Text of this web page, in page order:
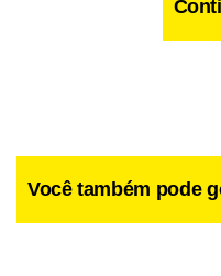
Segundo o psicólogo
Você também pode